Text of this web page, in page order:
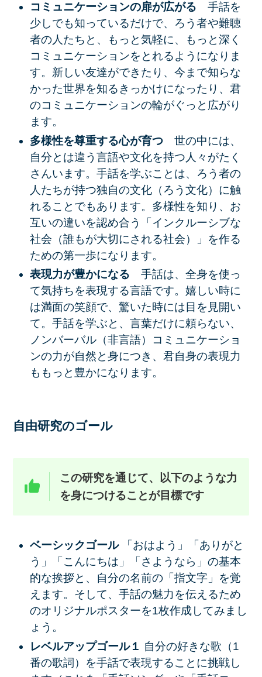
コミュニケーションの扉が広がる 手話を
少しでも知っているだけで、ろう者や難聴
者の人たちと、もっと気軽に、もっと深く
コミュニケーションをとれるようになりま
す。新しい友達ができたり、今まで知らな
かった世界を知るきっかけになったり、君
のコミュニケーションの輪がぐっと広がり
ます。
多様性を尊重する心が育つ 世の中には、
自分とは違う言語や文化を持つ人々がたく
さんいます。手話を学ぶことは、ろう者の
人たちが持つ独自の文化（ろう文化）に触
れることでもあります。多様性を知り、お
互いの違いを認め合う「インクルーシブな
社会（誰もが大切にされる社会）」を作る
ための第一歩になります。
表現力が豊かになる 手話は、全身を使っ
て気持ちを表現する言語です。嬉しい時に
は満面の笑顔で、驚いた時には目を見開い
て。手話を学ぶと、言葉だけに頼らない、
ノンバーバル（非言語）コミュニケーショ
ンの力が自然と身につき、君自身の表現力
ももっと豊かになります。
自由研究のゴール
この研究を通じて、以下のような力
を身につけることが目標です
ベーシックゴール「おはよう」「ありがと
う」「こんにちは」「さようなら」の基本
的な挨拶と、自分の名前の「指文字」を覚
えます。そして、手話の魅力を伝えるため
のオリジナルポスターを1枚作成してみまし
ょう。
レベルアップゴール１ 自分の好きな歌（1
番の歌詞）を手話で表現することに挑戦し